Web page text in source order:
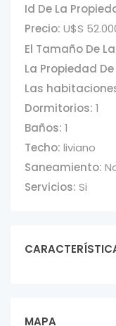
Id De La
Precio: U$S
El Tamaño De
La Propiedad
Las
Dormitorios: 1
Baños: 1
Techo: liviano
Saneamiento:
Servicios: Si
MAPA